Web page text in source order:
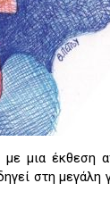
μια έκθεση
στη μεγάλη